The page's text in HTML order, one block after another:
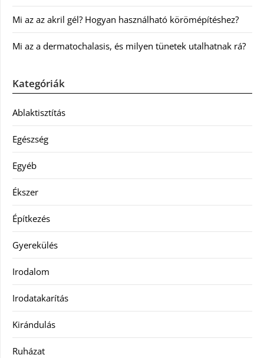
Mi az az akril gél? Hogyan használható körömépítéshez?
Mi az a dermatochalasis, és milyen tünetek utalhatnak rá?
Kategóriák
Ablaktisztítás
Egészség
Egyéb
Ékszer
Építkezés
Gyerekülés
Irodalom
Irodatakarítás
Kirándulás
Ruházat